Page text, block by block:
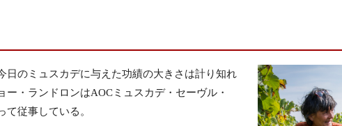
のミュスカデに与えた功績の大きさは計り知れ
・ランドロンはAOCミュスカデ・セーヴル・
従事している。